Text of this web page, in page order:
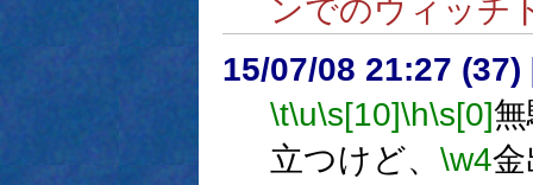
ンでのウィッチ
15/07/08 21:27 (37)
\t\u\s[10]\h\s[0]
立つけど、 \w4